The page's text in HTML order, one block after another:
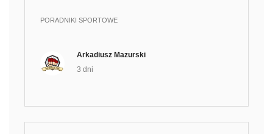
PORADNIKI SPORTOWE
Arkadiusz Mazurski
3 dni